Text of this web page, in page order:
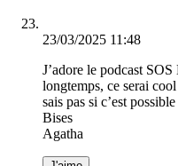
23/03/2025 11:48
J’adore le podcast
longtemps, ce serai
sais pas si c’est
Bises
Agatha